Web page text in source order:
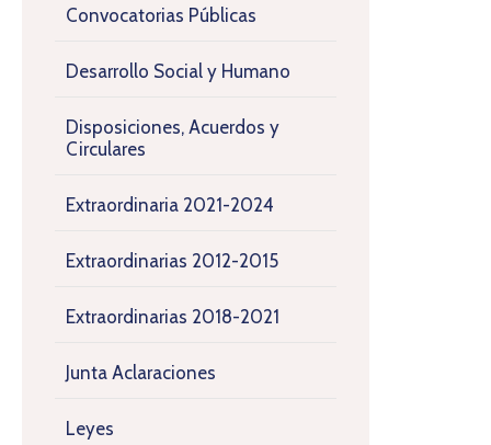
Convocatorias Públicas
Desarrollo Social y Humano
Disposiciones, Acuerdos y
Circulares
Extraordinaria 2021-2024
Extraordinarias 2012-2015
Extraordinarias 2018-2021
Junta Aclaraciones
Leyes